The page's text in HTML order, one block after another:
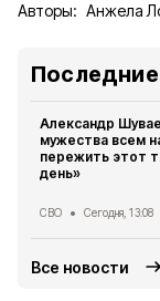
Авторы: Анжела
Александр
мужества всем
пережить этот
день»
СВО Сегодня, 13:08
Все новости